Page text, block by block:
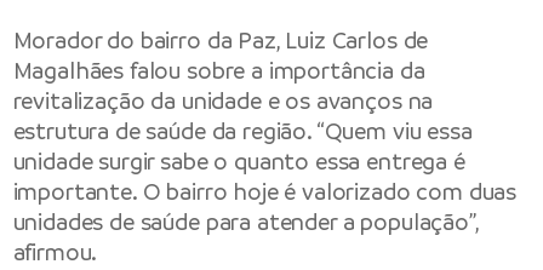
Morador do bairro da Paz, Luiz Carlos de
Magalhães falou sobre a importância da
revitalização da unidade e os avanços na
estrutura de saúde da região. “Quem viu essa
unidade surgir sabe o quanto essa entrega é
importante. O bairro hoje é valorizado com duas
unidades de saúde para atender a população”,
afirmou.